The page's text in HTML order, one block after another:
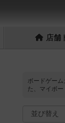
店舗
ボードゲー
た、マイボ